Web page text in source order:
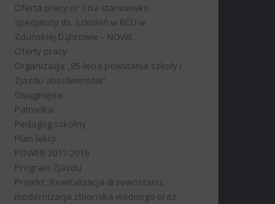
Oferta pracy nr 3 na stanowisko
specjalisty ds. szkoleń w BCU w
Zduńskiej Dąbrowie – NOWE
Oferty pracy
Organizacja „95-lecia powstania szkoły i
Zjazdu absolwentów”
Osiągnięcia
Patronka
Pedagog szkolny
Plan lekcji
POWER 2017-2019
Program Zjazdu
Projekt „Rewitalizacja drzewostanu,
modernizacja zbiornika wodnego oraz